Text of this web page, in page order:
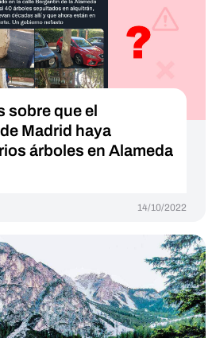
sobre que el
Madrid haya
árboles en Alameda
14/10/2022